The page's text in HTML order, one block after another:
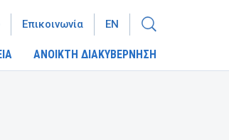
ΑΝΟΙΚΤΗ ΔΙΑΚΥΒΕΡΝΗΣΗ
Επικοινωνία EN